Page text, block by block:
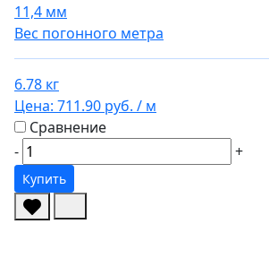
11,4 мм
Вес погонного метра
6.78 кг
Цена: 711.90 руб. / м
Сравнение
-
+
Купить